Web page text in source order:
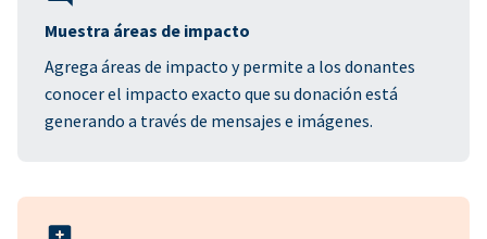
Muestra áreas de impacto
Agrega áreas de impacto y permite a los donantes
conocer el impacto exacto que su donación está
generando a través de mensajes e imágenes.